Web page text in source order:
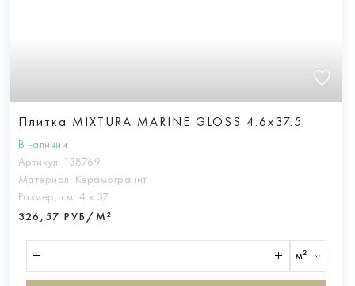
Плитка MIXTURA MARINE GLOSS 4.6x37.5
В наличии
Артикул: 138769
Материал: Керамогранит
Размер, см: 4 х 37
326,57 РУБ/М²
м²